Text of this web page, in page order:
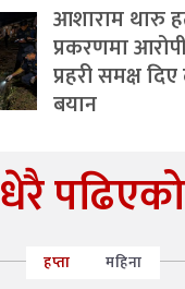
आशाराम थारु
प्रकरणमा
प्रहरी समक्ष
बयान
धेरै पढिएको
हप्ता महिना